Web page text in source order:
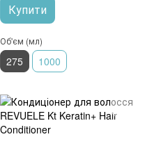
Купити
Об'єм (мл)
275 1000